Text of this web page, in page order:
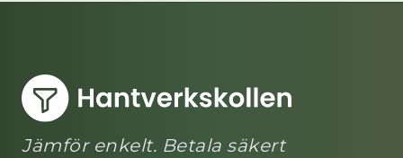
Jämför enkelt. Betala säkert